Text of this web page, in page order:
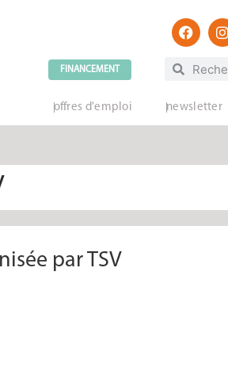
FINANCEMENT
offres d'emploi newsletter
par TSV